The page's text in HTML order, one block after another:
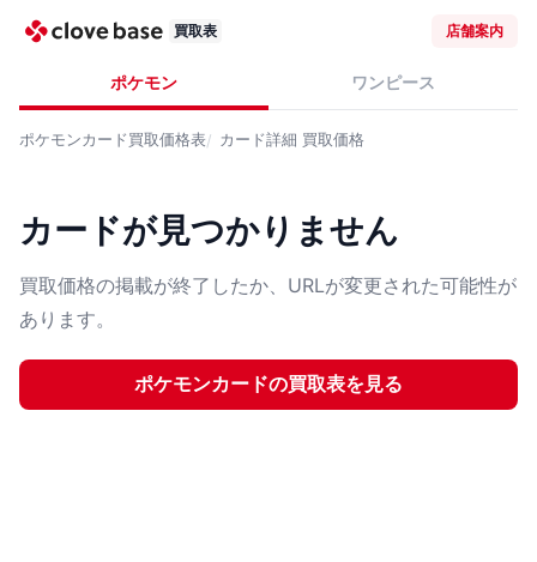
買取表 店舗案内
ポケモン ワンピース
ポケモンカード買取価格表 カード詳細 買取価格
カードが見つかりません
買取価格の掲載が終了したか、URLが変更された可能性が
あります。
ポケモンカードの買取表を見る